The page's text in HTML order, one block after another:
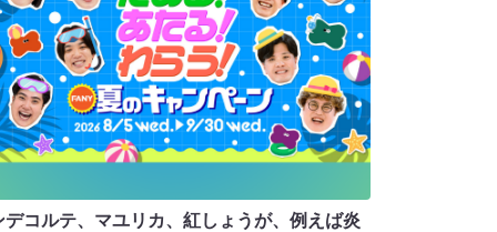
デコルテ、マユリカ、紅しょうが、例えば炎